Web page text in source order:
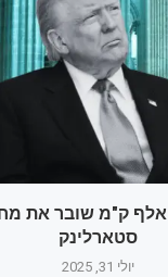
לייזר סיני בגובה 36 אלף ק"מ
סטארלינק
יולי 31, 2025